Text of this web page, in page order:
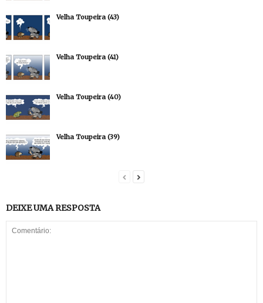
Velha Toupeira (43)
Velha Toupeira (41)
Velha Toupeira (40)
Velha Toupeira (39)
DEIXE UMA RESPOSTA